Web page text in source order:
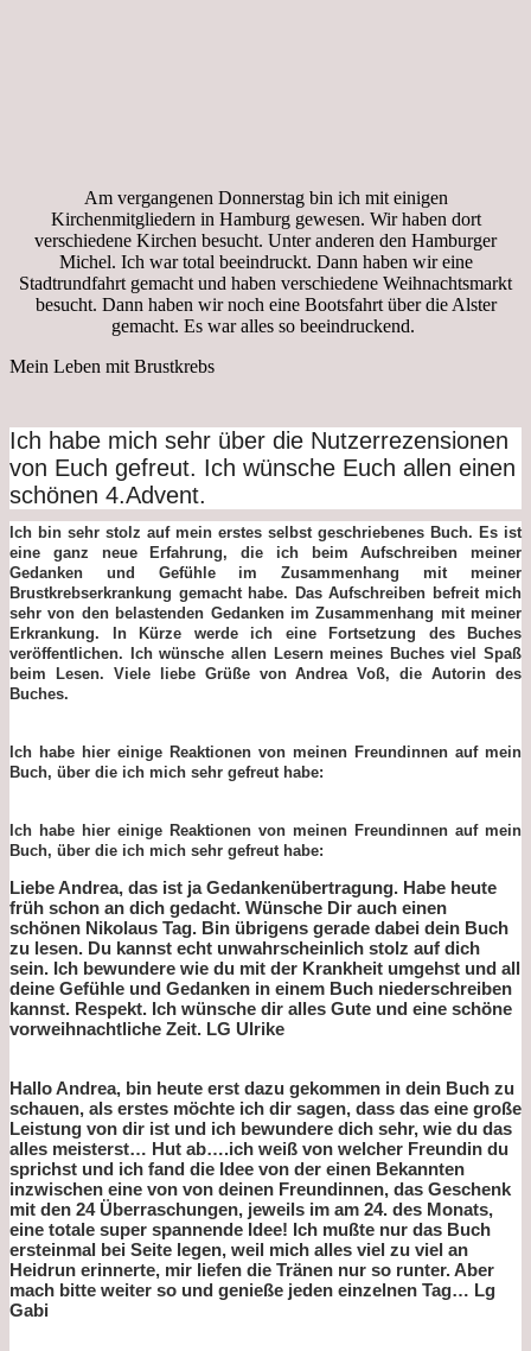
Am vergangenen Donnerstag bin ich mit einigen
Kirchenmitgliedern in Hamburg gewesen. Wir haben dort
verschiedene Kirchen besucht. Unter anderen den Hamburger
Michel. Ich war total beeindruckt. Dann haben wir eine
Stadtrundfahrt gemacht und haben verschiedene Weihnachtsmarkt
besucht. Dann haben wir noch eine Bootsfahrt über die Alster
gemacht. Es war alles so beeindruckend.
Mein Leben mit Brustkrebs
Ich habe mich sehr über die Nutzerrezensionen
von Euch gefreut. Ich wünsche Euch allen einen
schönen 4.Advent.
Ich bin sehr stolz auf mein erstes selbst geschriebenes Buch. Es ist
eine ganz neue Erfahrung, die ich beim Aufschreiben meiner
Gedanken und Gefühle im Zusammenhang mit meiner
Brustkrebserkrankung gemacht habe. Das Aufschreiben befreit mich
sehr von den belastenden Gedanken im Zusammenhang mit meiner
Erkrankung. In Kürze werde ich eine Fortsetzung des Buches
veröffentlichen. Ich wünsche allen Lesern meines Buches viel Spaß
beim Lesen. Viele liebe Grüße von Andrea Voß, die Autorin des
Buches.
Ich habe hier einige Reaktionen von meinen Freundinnen auf mein
Buch, über die ich mich sehr gefreut habe:
Ich habe hier einige Reaktionen von meinen Freundinnen auf mein
Buch, über die ich mich sehr gefreut habe:
Liebe Andrea, das ist ja Gedankenübertragung. Habe heute
früh schon an dich gedacht. Wünsche Dir auch einen
schönen Nikolaus Tag. Bin übrigens gerade dabei dein Buch
zu lesen. Du kannst echt unwahrscheinlich stolz auf dich
sein. Ich bewundere wie du mit der Krankheit umgehst und all
deine Gefühle und Gedanken in einem Buch niederschreiben
kannst. Respekt. Ich wünsche dir alles Gute und eine schöne
vorweihnachtliche Zeit. LG Ulrike
Hallo Andrea, bin heute erst dazu gekommen in dein Buch zu
schauen, als erstes möchte ich dir sagen, dass das eine große
Leistung von dir ist und ich bewundere dich sehr, wie du das
alles meisterst… Hut ab….ich weiß von welcher Freundin du
sprichst und ich fand die Idee von der einen Bekannten
inzwischen eine von von deinen Freundinnen, das Geschenk
mit den 24 Überraschungen, jeweils im am 24. des Monats,
eine totale super spannende Idee! Ich mußte nur das Buch
ersteinmal bei Seite legen, weil mich alles viel zu viel an
Heidrun erinnerte, mir liefen die Tränen nur so runter. Aber
mach bitte weiter so und genieße jeden einzelnen Tag… Lg
Gabi